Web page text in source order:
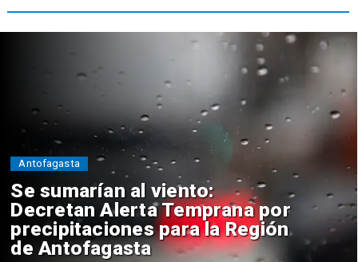
Se sumarían al viento:
Decretan Alerta Temprana por
precipitaciones para la Región
de Antofagasta
Antofagasta